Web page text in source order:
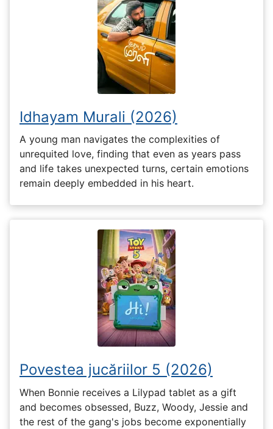
Idhayam Murali (2026)
A young man navigates the complexities of
unrequited love, finding that even as years pass
and life takes unexpected turns, certain emotions
remain deeply embedded in his heart.
Povestea jucăriilor 5 (2026)
When Bonnie receives a Lilypad tablet as a gift
and becomes obsessed, Buzz, Woody, Jessie and
the rest of the gang's jobs become exponentially